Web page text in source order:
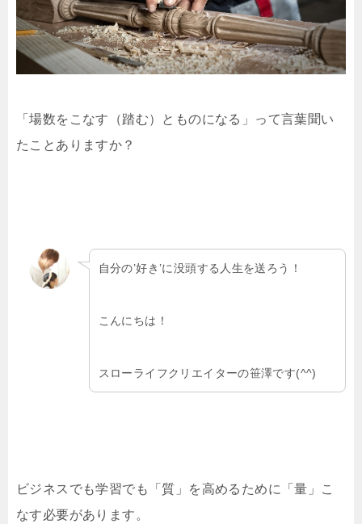
「場数をこなす（踏む）とものになる」って言葉聞い
たことありますか？
自分の’好き’に没頭する人生を送ろう！
こんにちは！
スローライフクリエイターの笹澤です(^^)
ビジネスでも学習でも「質」を高めるために「量」こ
なす必要があります。